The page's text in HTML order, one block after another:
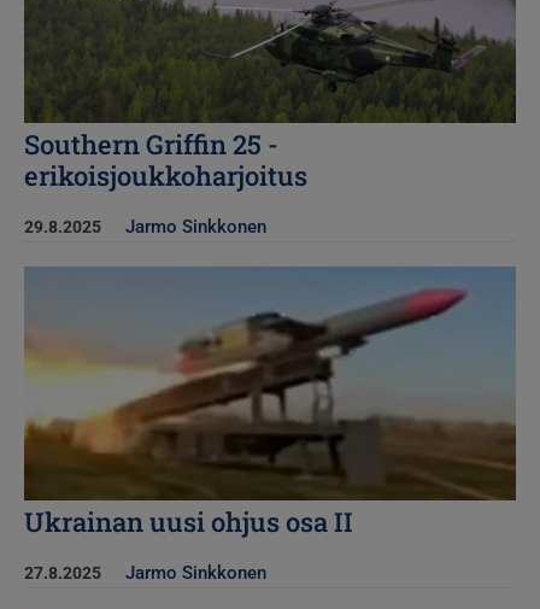
Southern Griffin 25 -
erikoisjoukkoharjoitus
29.8.2025 Jarmo Sinkkonen
Ukrainan uusi ohjus osa II
27.8.2025 Jarmo Sinkkonen